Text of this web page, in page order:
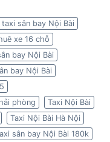
taxi sân bay Nội Bài
xe 16 chỗ
bay Nội Bài
bay Nội Bài
phòng
Taxi Nội Bài
Taxi Nội Bài Hà Nội
sân bay Nội Bài 180k